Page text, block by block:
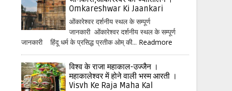
Omkareshwar Ki Jaankari
ओंकारेश्वर दर्शनीय स्थल के सम्पूर्ण
जानकारी ओंकारेश्वर दर्शनीय स्थल के सम्पूर्ण
जानकारी हिंदू धर्म के प्रसिद्ध प्रतीक ओम् की... Readmore
विश्व के राजा महाकाल-उज्जैन ।
महाकालेश्वर में होने वाली भस्म आरती ।
Visvh Ke Raja Maha Kal